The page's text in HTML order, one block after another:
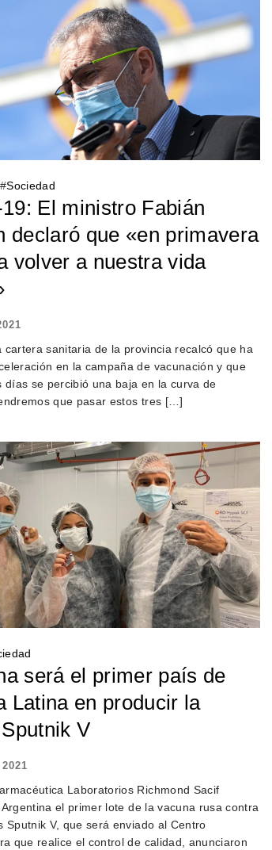
#Sociedad
El ministro Fabián
declaró que «en primavera
volver a nuestra vida
cartera sanitaria de la provincia recalcó que ha
en la campaña de vacunación y que
días se percibió una baja en la curva de
que pasar estos tres […]
será el primer país de
Latina en producir la
V
Laboratorios Richmond Sacif
el primer lote de la vacuna rusa contra
Sputnik V, que será enviado al Centro
que realice el control de calidad, anunciaron